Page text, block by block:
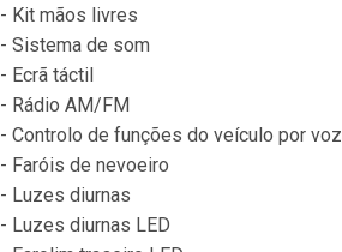
- Kit mãos livres
- Sistema de som
- Ecrã táctil
- Rádio AM/FM
- Controlo de funções do veículo por voz
- Faróis de nevoeiro
- Luzes diurnas
- Luzes diurnas LED